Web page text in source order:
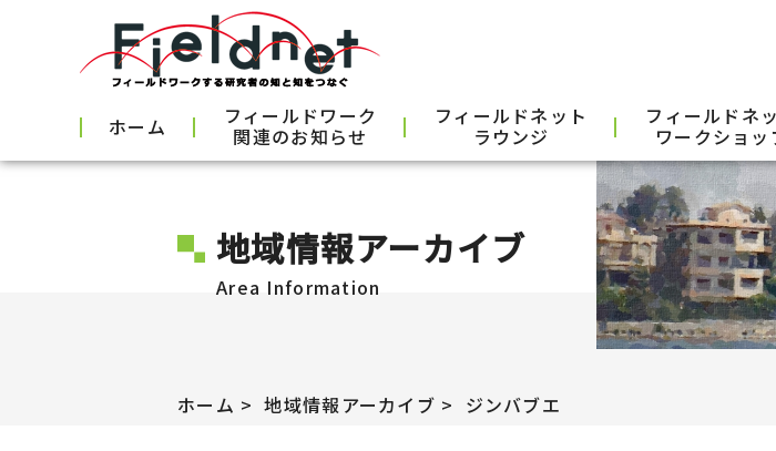
ホーム フィールドワーク
関連のお知らせ
フィールドネット
ラウンジ
フィールドネ
ワークショッ
地域情報アーカイブ
Area Information
ホーム 地域情報アーカイブ ジンバブエ